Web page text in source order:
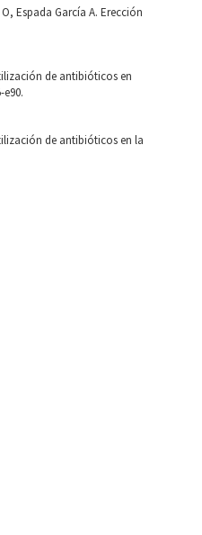
Espada García A. Erección
de antibióticos en
de antibióticos en la